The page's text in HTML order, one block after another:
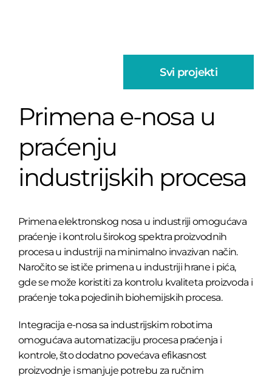
Primena e-nosa u
praćenju
industrijskih procesa
Svi projekti
Primena elektronskog nosa u industriji omogućava
praćenje i kontrolu širokog spektra proizvodnih
procesa u industriji na minimalno invazivan način.
Naročito se ističe primena u industriji hrane i pića,
gde se može koristiti za kontrolu kvaliteta proizvoda i
praćenje toka pojedinih biohemijskih procesa.
Integracija e-nosa sa industrijskim robotima
omogućava automatizaciju procesa praćenja i
kontrole, što dodatno povećava efikasnost
proizvodnje i smanjuje potrebu za ručnim